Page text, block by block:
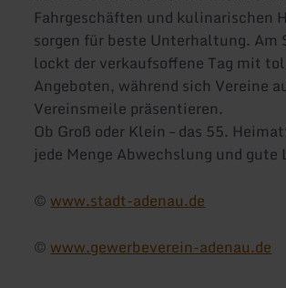
Fahrgeschäften und kulinarischen
sorgen für beste Unterhaltung. Am
lockt der verkaufsoffene Tag mit
Angeboten, während sich Vereine
Vereinsmeile präsentieren.
Ob Groß oder Klein – das 55.
jede Menge Abwechslung und gute
© www.stadt-adenau.de
©www.gewerbeverein-adenau.de